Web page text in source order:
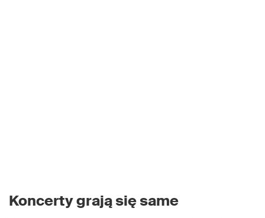
Koncerty grają się same